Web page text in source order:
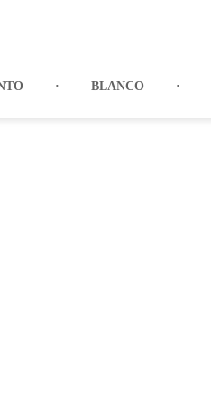
BLANCO